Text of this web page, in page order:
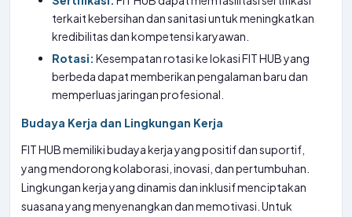
terkait kebersihan dan sanitasi untuk meningkatkan
kredibilitas dan kompetensi karyawan.
Rotasi: Kesempatan rotasi ke lokasi FIT HUB yang
berbeda dapat memberikan pengalaman baru dan
memperluas jaringan profesional.
Budaya Kerja dan Lingkungan Kerja
FIT HUB memiliki budaya kerja yang positif dan suportif,
yang mendorong kolaborasi, inovasi, dan pertumbuhan.
Lingkungan kerja yang dinamis dan inklusif menciptakan
suasana yang menyenangkan dan memotivasi. Untuk